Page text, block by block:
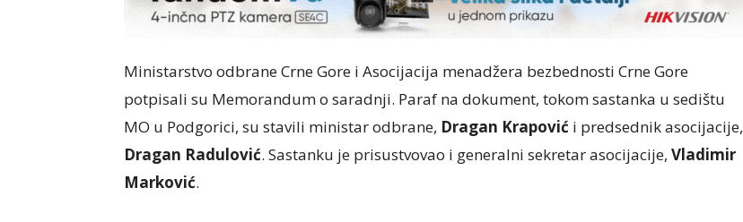
Ministarstvo odbrane Crne Gore i Asocijacija menadžera bezbednosti Crne Gore
potpisali su Memorandum o saradnji. Paraf na dokument, tokom sastanka u sedištu
MO u Podgorici, su stavili ministar odbrane, Dragan Krapović i predsednik asocijacije,
Dragan Radulović. Sastanku je prisustvovao i generalni sekretar asocijacije, Vladimir
Marković.